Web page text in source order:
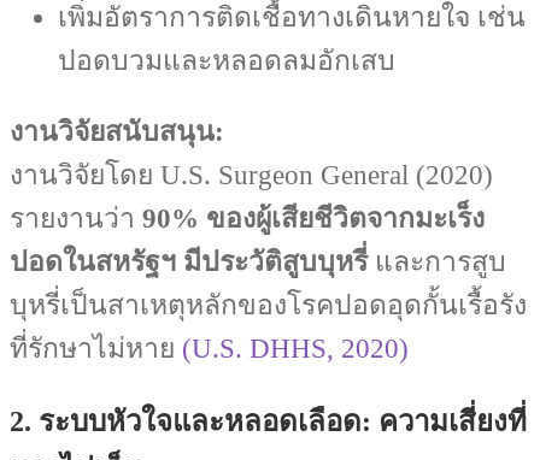
เพิ่มอัตราการติดเชื้อทางเดินหายใจ เช่น
ปอดบวมและหลอดลมอักเสบ
งานวิจัยสนับสนุน:
งานวิจัยโดย U.S. Surgeon General (2020)
รายงานว่า 90% ของผู้เสียชีวิตจากมะเร็ง
ปอดในสหรัฐฯ มีประวัติสูบบุหรี่และการสูบ
บุหรี่เป็นสาเหตุหลักของโรคปอดอุดกั้นเรื้อรัง
ที่รักษาไม่หาย (U.S. DHHS, 2020)
2. ระบบหัวใจและหลอดเลือด: ความเสี่ยงที่